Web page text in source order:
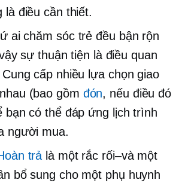
là điều cần thiết.
ai chăm sóc trẻ đều bận rộn
sự thuận tiện là điều quan
cấp nhiều lựa chọn giao
(bao gồm đón, nếu điều đó
bạn có thể đáp ứng lịch trình
người mua.
trả là một rắc rối–vàmột
bổ sung cho một phụ huynh